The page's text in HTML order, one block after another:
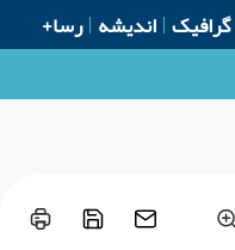
گرافیک اندیشه رسا+